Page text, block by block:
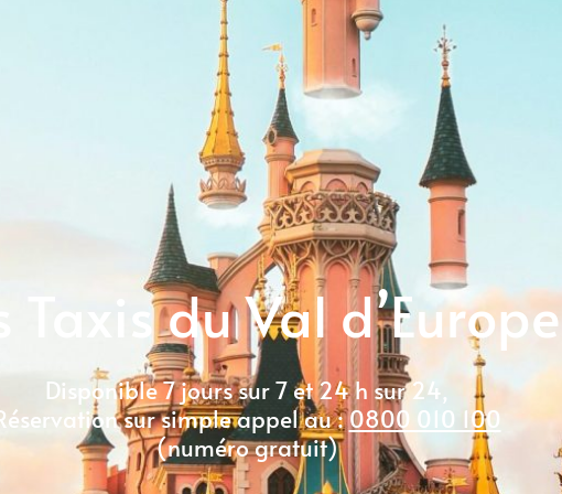
Taxis du Val d’Europe
Disponible 7 jours sur 7 et 24 h sur 24,
sur simple appel au :0800 010 100
(numéro gratuit)